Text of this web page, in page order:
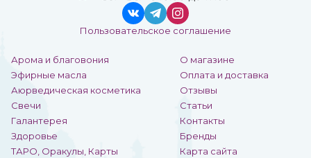
Арома и благовония
Эфирные масла
Аюрведическая косметика
Свечи
Галантерея
Здоровье
ТАРО, Оракулы, Карты
О магазине
Оплата и доставка
Отзывы
Статьи
Контакты
Бренды
Карта сайта
Пользовательское соглашение